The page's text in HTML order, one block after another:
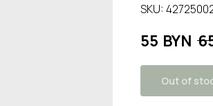
SKU:
55 BYN
Out of